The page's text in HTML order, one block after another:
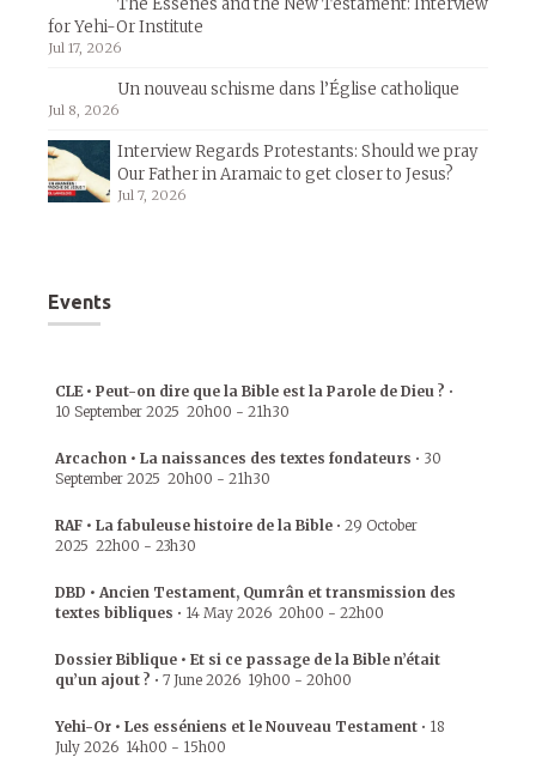
The Essenes and the New Testament: Interview
for Yehi-Or Institute
Jul 17, 2026
Un nouveau schisme dans l’Église catholique
Jul 8, 2026
Interview Regards Protestants: Should we pray
Our Father in Aramaic to get closer to Jesus?
Jul 7, 2026
Events
CLE • Peut-on dire que la Bible est la Parole de Dieu ? •
10 September 2025 20h00 - 21h30
Arcachon • La naissances des textes fondateurs • 30
September 2025 20h00 - 21h30
RAF • La fabuleuse histoire de la Bible • 29 October
2025 22h00 - 23h30
DBD • Ancien Testament, Qumrân et transmission des
textes bibliques • 14 May 2026 20h00 - 22h00
Dossier Biblique • Et si ce passage de la Bible n’était
qu’un ajout ? • 7 June 2026 19h00 - 20h00
Yehi-Or • Les esséniens et le Nouveau Testament • 18
July 2026 14h00 - 15h00